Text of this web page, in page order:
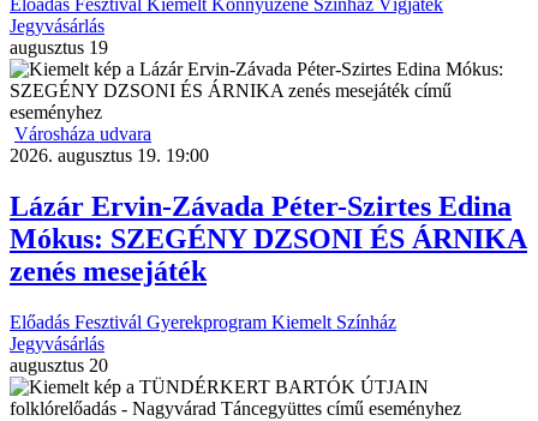
Előadás Fesztivál Kiemelt Könnyűzene Színház Vígjáték
Jegyvásárlás
augusztus 19
Városháza udvara
2026. augusztus 19. 19:00
Lázár Ervin-Závada Péter-Szirtes Edina
Mókus: SZEGÉNY DZSONI ÉS ÁRNIKA
zenés mesejáték
Előadás Fesztivál Gyerekprogram Kiemelt Színház
Jegyvásárlás
augusztus 20